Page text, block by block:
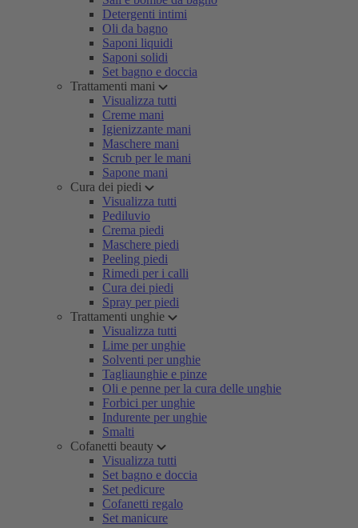
Detergenti intimi
Oli da bagno
Saponi liquidi
Saponi solidi
Set bagno e doccia
Trattamenti mani
Visualizza tutti
Creme mani
Igienizzante mani
Maschere mani
Scrub per le mani
Sapone mani
Cura dei piedi
Visualizza tutti
Pediluvio
Crema piedi
Maschere piedi
Peeling piedi
Rimedi per i calli
Cura dei piedi
Spray per piedi
Trattamenti unghie
Visualizza tutti
Lime per unghie
Solventi per unghie
Tagliaunghie e pinze
Oli e penne per la cura delle unghie
Forbici per unghie
Indurente per unghie
Smalti
Cofanetti beauty
Visualizza tutti
Set bagno e doccia
Set pedicure
Cofanetti regalo
Set manicure